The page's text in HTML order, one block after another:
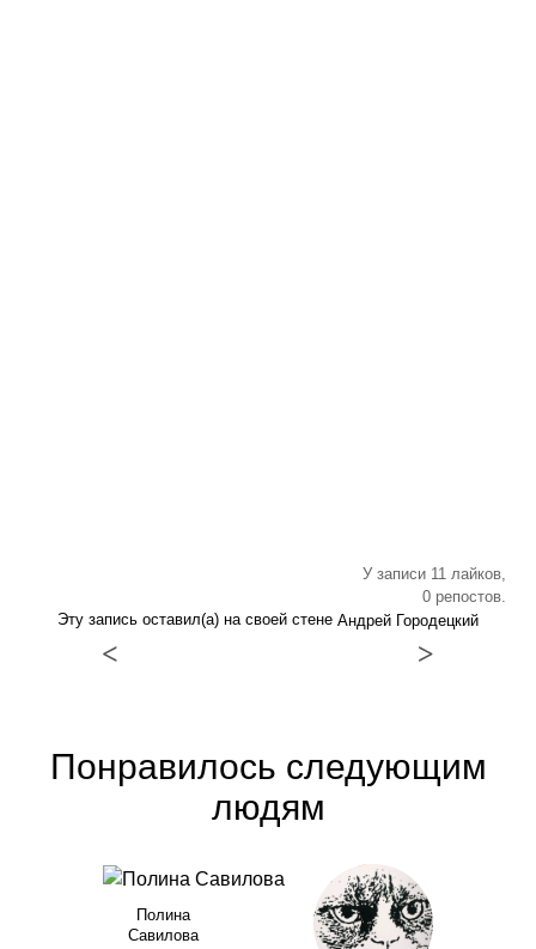
У записи 11 лайков,
0 репостов.
Эту запись оставил(а) на своей стене Андрей Городецкий
< >
Понравилось следующим
людям
Полина
Савилова